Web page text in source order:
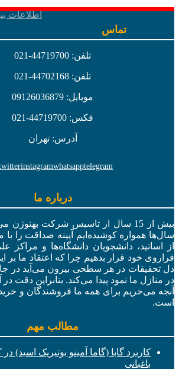
اطلاعات
تماس
تلفن: 44719700-021
تلفن: 44702168-021
موبایل: 09126036879
فکس: 44719700-021
آدرس: تهران
telegram
whatsapp
instagram
درباره ما
بیش از 15 سال از تاسیس شرکت
سال‌ها همواره کوشیده‌ایم آیینه صداقت را با
از اساتید، دانشجویان دانشگاه‌ها و مراکز
فراروی خود قرار بدهیم چرا که اعتقاد ما بر
دل تحقیقات در هر سطحی بیرون می‌آید در
در منازل ما نمود پیدا می‌کند. بنابراین دقت
آنجه می‌خریم برای همه ما فروشندگان و
است.
مطالب مهم
کاربرد گابا (گاما آمینو بوتیریک اسید)
باغبانی